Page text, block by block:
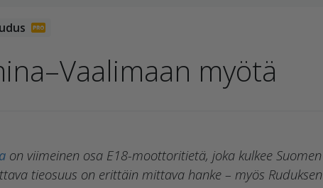
myötä
on viimeinen osa E18-moottoritietä, joka kulkee Suomen
tieosuus on erittäin mittava hanke – myös Ruduksen